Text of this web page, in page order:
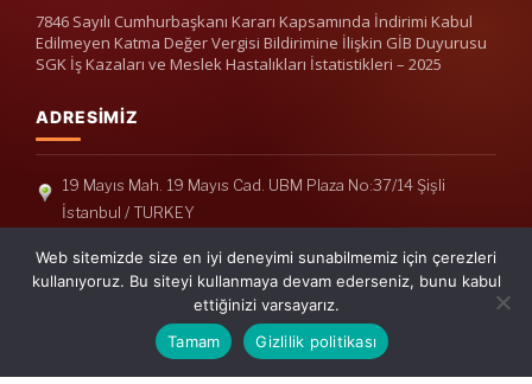
7846 Sayılı Cumhurbaşkanı Kararı Kapsamında İndirimi Kabul
Edilmeyen Katma Değer Vergisi Bildirimine İlişkin GİB Duyurusu
SGK İş Kazaları ve Meslek Hastalıkları İstatistikleri – 2025
ADRESIMIZ
19 Mayıs Mah. 19 Mayıs Cad. UBM Plaza No:37/14 Şişli
İstanbul / TURKEY
Telefon: +90(212) 240 33 39
Telefon: +90(212) 248 19 36
info@erisymm.com
Web sitemizde size en iyi deneyimi sunabilmemiz için çerezleri
kullanıyoruz. Bu siteyi kullanmaya devam ederseniz, bunu kabul
ettiğinizi varsayarız.
Tamam
Gizlilik politikası